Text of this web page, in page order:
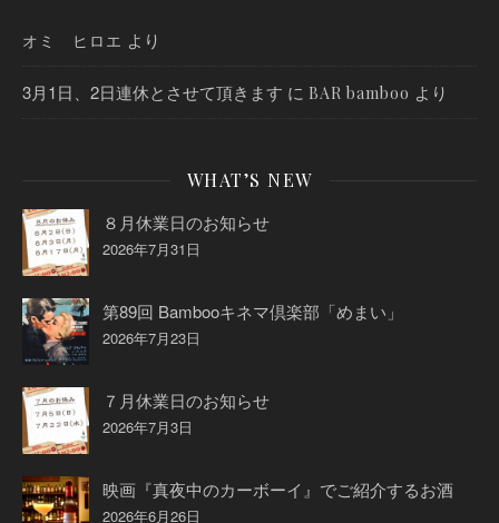
オミ ヒロエ より
3月1日、2日連休とさせて頂きます に BAR bamboo より
WHAT’S NEW
８月休業日のお知らせ
2026年7月31日
第89回 Bambooキネマ倶楽部「めまい」
2026年7月23日
７月休業日のお知らせ
2026年7月3日
映画『真夜中のカーボーイ』でご紹介するお酒
2026年6月26日